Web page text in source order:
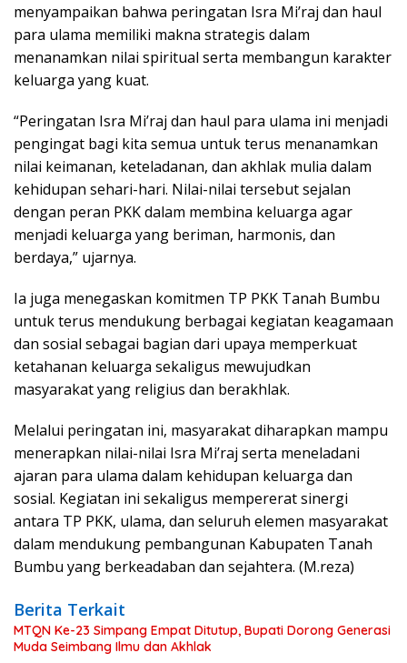
menyampaikan bahwa peringatan Isra Mi’raj dan haul
para ulama memiliki makna strategis dalam
menanamkan nilai spiritual serta membangun karakter
keluarga yang kuat.
“Peringatan Isra Mi’raj dan haul para ulama ini menjadi
pengingat bagi kita semua untuk terus menanamkan
nilai keimanan, keteladanan, dan akhlak mulia dalam
kehidupan sehari-hari. Nilai-nilai tersebut sejalan
dengan peran PKK dalam membina keluarga agar
menjadi keluarga yang beriman, harmonis, dan
berdaya,” ujarnya.
Ia juga menegaskan komitmen TP PKK Tanah Bumbu
untuk terus mendukung berbagai kegiatan keagamaan
dan sosial sebagai bagian dari upaya memperkuat
ketahanan keluarga sekaligus mewujudkan
masyarakat yang religius dan berakhlak.
Melalui peringatan ini, masyarakat diharapkan mampu
menerapkan nilai-nilai Isra Mi’raj serta meneladani
ajaran para ulama dalam kehidupan keluarga dan
sosial. Kegiatan ini sekaligus mempererat sinergi
antara TP PKK, ulama, dan seluruh elemen masyarakat
dalam mendukung pembangunan Kabupaten Tanah
Bumbu yang berkeadaban dan sejahtera. (M.reza)
Berita Terkait
MTQN Ke-23 Simpang Empat Ditutup, Bupati Dorong Generasi
Muda Seimbang Ilmu dan Akhlak